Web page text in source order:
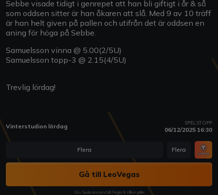
Sebbe visade tidigt i genrepet att han bli giftigt i år & så
som oddsen sitter är han åkaren att slå. Med 9 av 10 träff
är han helt given på pallen och utifrån det är oddsen en
aning för höga på Sebbe.
Samuelsson vinna @ 5.00(2/5U)
Samuelsson topp-3 @ 2.15(4/5U)
Trevlig lördag!
Vinterstudion lördag SPELSTOPP
06/12/2025 16:30
Flera Flera
Gå till LeoVegas
18+ Spela ansvarsfullt Regler & Villkor gäller